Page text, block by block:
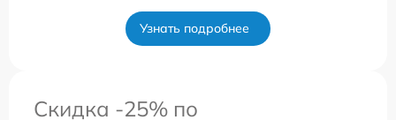
Узнать подробнее
Скидка -25% по